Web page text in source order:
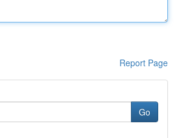
Report Page
Go